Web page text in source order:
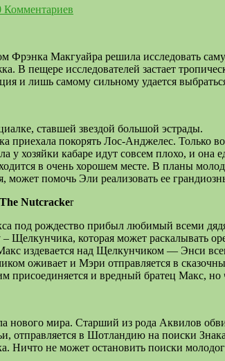
Комментариев
Фрэнка Макгуайра решила исследовать
В пещере исследователей застает
и лишь самому сильному удается
ставшей звездой большой эстрады.
приехала покорять Лос-Анджелес. Только
у хозяйки кабаре идут совсем плохо, и
в очень хорошем месте. В планы
может помочь Эли реализовать ее
Nutcracker
под рождество прибыл любимый всеми
Щелкунчика, которая может раскалывать
издевается над Щелкунчиком — Энси
оживает и Мэри отправляется в
присоединяется и вредный братец Макс,
нового мира. Старший из рода Аквилов
отправляется в Шотландию на поиски
Ничто не может остановить поиски